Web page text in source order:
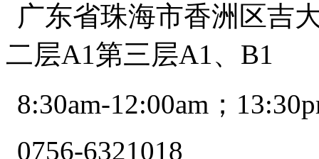
广东省珠海市香洲区吉
二层A1第三层A1、B1
8:30am-12:00am；
0756-6321018